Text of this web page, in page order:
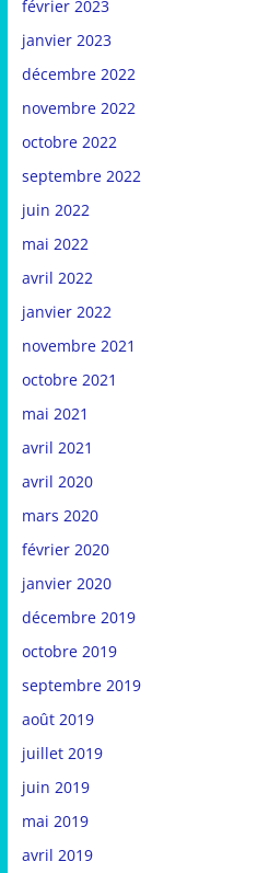
février 2023
janvier 2023
décembre 2022
novembre 2022
octobre 2022
septembre 2022
juin 2022
mai 2022
avril 2022
janvier 2022
novembre 2021
octobre 2021
mai 2021
avril 2021
avril 2020
mars 2020
février 2020
janvier 2020
décembre 2019
octobre 2019
septembre 2019
août 2019
juillet 2019
juin 2019
mai 2019
avril 2019